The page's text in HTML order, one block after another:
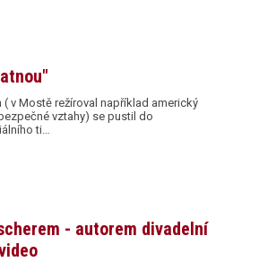
( v Mostě režíroval například americký
vztahy) se pustil do
ti…
- autorem divadelní